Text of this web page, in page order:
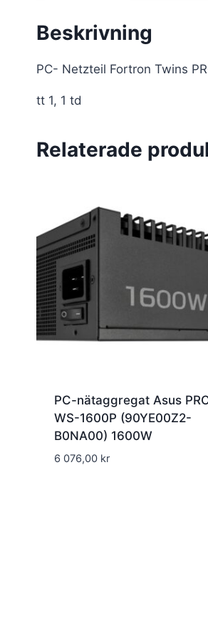
Beskrivning
PC- Netzteil Fortron Twins
tt 1, 1 td
Relaterade
PC-nätaggregat Asus
WS-1600P (90YE00Z2-
B0NA00) 1600W
6 076,00 kr